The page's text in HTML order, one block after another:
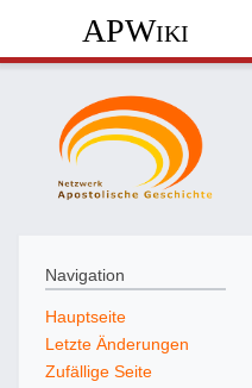
APWiki
Navigation
Hauptseite
Letzte Änderungen
Zufällige Seite